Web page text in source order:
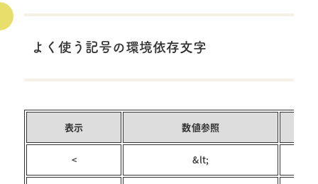
よく使う記号の環境依存文字
表示 数値参照
< &lt;